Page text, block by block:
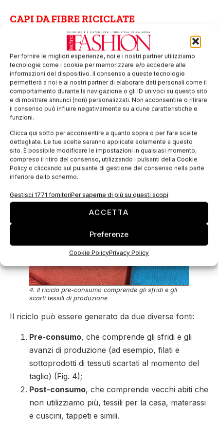
Per fornire le migliori esperienze, noi e i nostri partner utilizziamo
tecnologie come i cookie per memorizzare e/o accedere alle
informazioni del dispositivo. Il consenso a queste tecnologie
permetterà a noi e ai nostri partner di elaborare dati personali come il
comportamento durante la navigazione o gli ID univoci su questo sito
e di mostrare annunci (non) personalizzati. Non acconsentire o ritirare
il consenso può influire negativamente su alcune caratteristiche e
funzioni.
Clicca qui sotto per acconsentire a quanto sopra o per fare scelte
dettagliate. Le tue scelte saranno applicate solamente a questo
sito. È possibile modificare le impostazioni in qualsiasi momento,
compreso il ritiro del consenso, utilizzando i pulsanti della Cookie
Policy o cliccando sul pulsante di gestione del consenso nella parte
inferiore dello schermo.
Gestisci 1771 fornitoriPer saperne di più su questi scopi
ACCETTA
Preferenze
Cookie PolicyPrivacy Policy
CAPI DA FIBRE RICICLATE
Acquistare capi di abbigliamento in cotone e in lana
riciclati contribuisce in modo rilevante alla
salvaguardia dell’ambiente, limitando l’impatto
ambientale e sociale della Moda e incentivando lo
sviluppo di un’economia circolare.
Il metodo di riciclaggio più utilizzato è quello
materiale e sulla successiva parallelizzazione delle
fibre in un nastro, poi sottoposto a filatura.
4. Il riciclo pre-consumo comprende gli sfridi e gli
scarti tessili di produzione
Il riciclo può essere generato da due diverse fonti:
Pre-consumo, che comprende gli sfridi e gli
avanzi di produzione (ad esempio, filati e
sottoprodotti di tessuti scartati al momento del
taglio) (Fig. 4);
Post-consumo, che comprende vecchi abiti che
non utilizziamo più, tessili per la casa, materassi
e cuscini, tappeti e simili.